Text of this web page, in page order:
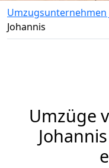
Umzugsunternehmen
Johannis
Umzüge